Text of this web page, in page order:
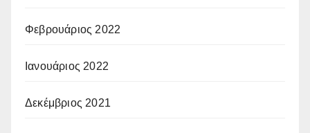
Φεβρουάριος 2022
Ιανουάριος 2022
Δεκέμβριος 2021